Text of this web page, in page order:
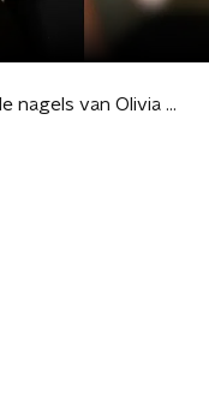
Chiara verzorgde de nagels van Olivia Rodrigo: "Ze is super lief en sociaal en geïnteresseerd"